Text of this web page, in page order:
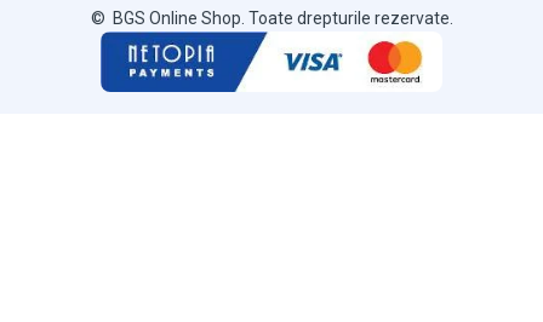
© BGS Online Shop. Toate drepturile rezervate.